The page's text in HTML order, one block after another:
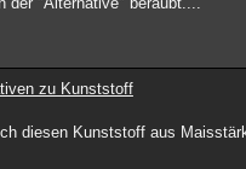
zu Kunststoff
diesen Kunststoff aus